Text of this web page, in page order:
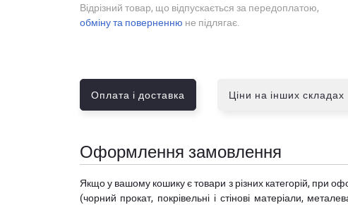
Відрізний товар, що відпускається за передоплатою,
обміну та поверненню не підлягає.
Оплата і доставка Ціни на інших складах
Оформлення замовлення
Якщо у вашому кошику є товари з різних категорій, при
(чорний прокат, покрівельні і стінові матеріали,